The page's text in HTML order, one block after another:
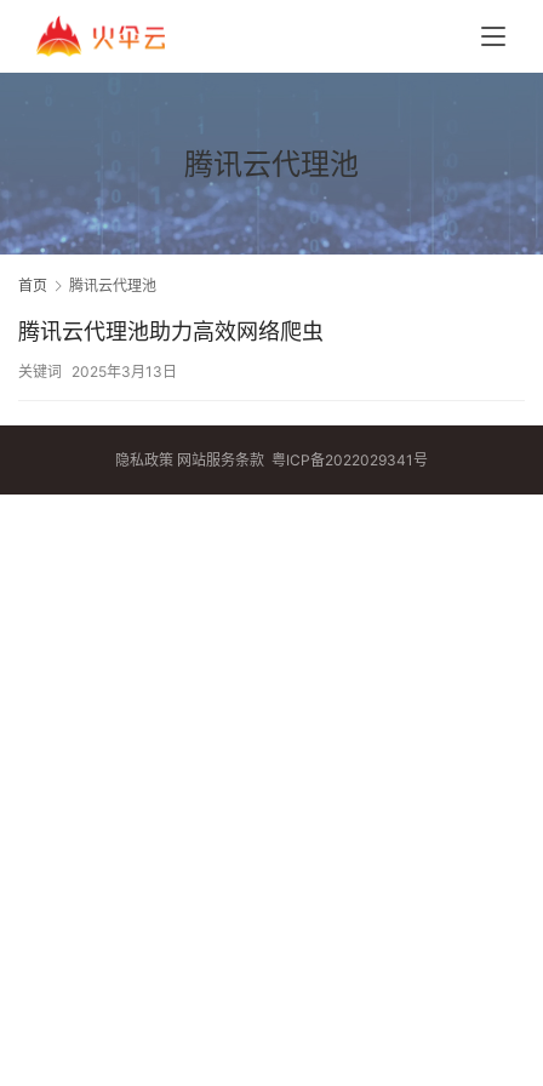
腾讯云代理池
首页 腾讯云代理池
腾讯云代理池助力高效网络爬虫
关键词 2025年3月13日
隐私政策 网站服务条款 粤ICP备2022029341号